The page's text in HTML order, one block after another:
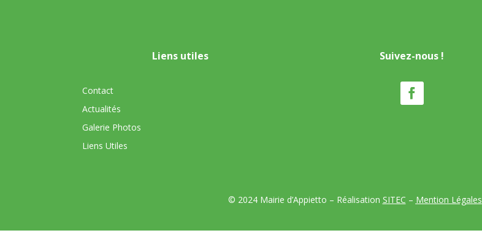
Liens utiles
Contact
Actualités
Galerie Photos
Liens Utiles
Suivez-nous !
© 2024 Mairie d’Appietto – Réalisation SITEC – Mention Légales